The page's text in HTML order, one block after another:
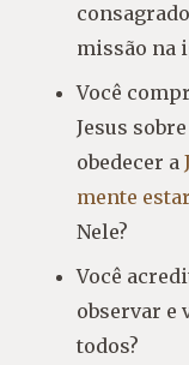
missão na
Você
Jesus
obedecer a
mente
Nele?
Você
observar e
todos?